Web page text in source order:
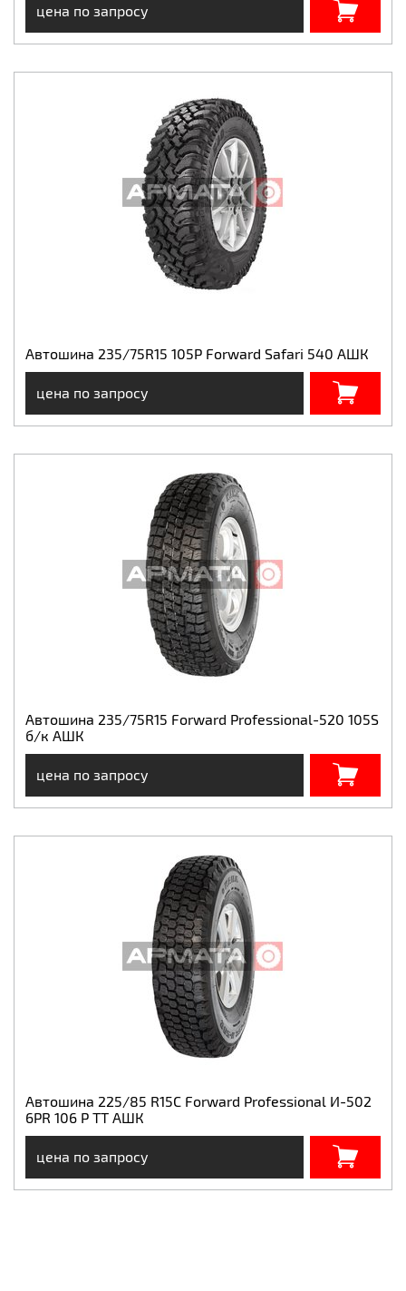
цена по запросу
Автошина 235/75R15 105P Forward Safari 540 АШК
цена по запросу
Автошина 235/75R15 Forward Professional-520 105S
б/к АШК
цена по запросу
Автошина 225/85 R15C Forward Professional И-502
6PR 106 P ТТ АШК
цена по запросу